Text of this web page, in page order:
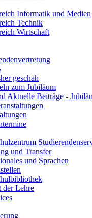
Informatik und Medien
Technik
Wirtschaft
geschah
zum Jubiläum
Aktuelle Beiträge -
und Transfer
und Sprachen
der Lehre